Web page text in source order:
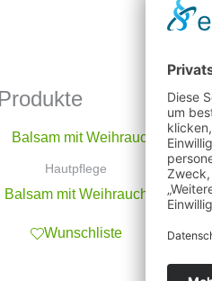
Hautpflege
Balsam mit Weihrauch
Wunschliste